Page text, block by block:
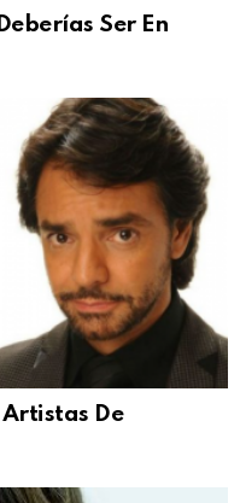
Ser En
Artistas De